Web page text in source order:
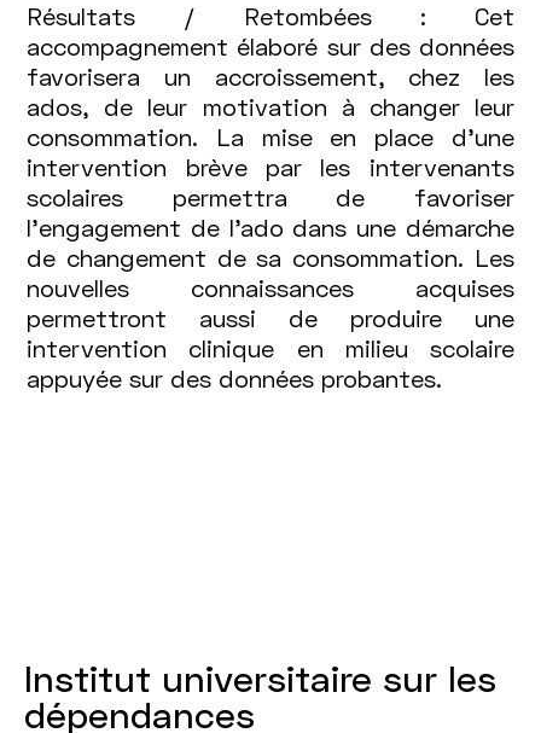
Résultats / Retombées : Cet
accompagnement élaboré sur des données
favorisera un accroissement, chez les
ados, de leur motivation à changer leur
consommation. La mise en place d’une
intervention brève par les intervenants
scolaires permettra de favoriser
l’engagement de l’ado dans une démarche
de changement de sa consommation. Les
nouvelles connaissances acquises
permettront aussi de produire une
intervention clinique en milieu scolaire
appuyée sur des données probantes.
Institut universitaire sur les
dépendances